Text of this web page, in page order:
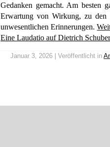
Gedanken gemacht. Am besten
Erwartung von Wirkung, zu den
unwesentlichen Erinnerungen.
Eine Laudatio auf Dietrich
Januar 3, 2026 | Veröffentlicht in